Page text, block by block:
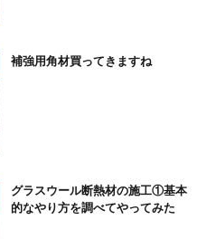
補強用角材買ってきますね
グラスウール断熱材の施工①基本
的なやり方を調べてやってみた